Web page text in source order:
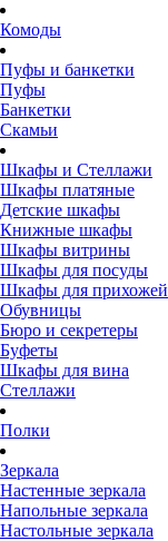
Комоды
Пуфы и банкетки
Пуфы
Банкетки
Скамьи
Шкафы и Стеллажи
Шкафы платяные
Детские шкафы
Книжные шкафы
Шкафы витрины
Шкафы для посуды
Шкафы для прихожей
Обувницы
Бюро и секретеры
Буфеты
Шкафы для вина
Стеллажи
Полки
Зеркала
Настенные зеркала
Напольные зеркала
Настольные зеркала